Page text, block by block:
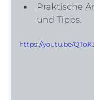
Praktische
und Tipps.
https://youtu.be/